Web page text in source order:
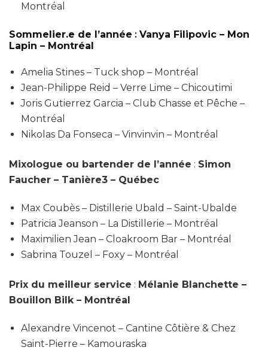
Montréal
Sommelier.e de l’année : Vanya Filipovic – Mon
Lapin – Montréal
Amelia Stines – Tuck shop – Montréal
Jean-Philippe Reid – Verre Lime – Chicoutimi
Joris Gutierrez Garcia – Club Chasse et Pêche –
Montréal
Nikolas Da Fonseca – Vinvinvin – Montréal
Mixologue ou bartender de l’année : Simon
Faucher – Tanière3 – Québec
Max Coubès – Distillerie Ubald – Saint-Ubalde
Patricia Jeanson – La Distillerie – Montréal
Maximilien Jean – Cloakroom Bar – Montréal
Sabrina Touzel – Foxy – Montréal
Prix du meilleur service : Mélanie Blanchette –
Bouillon Bilk – Montréal
Alexandre Vincenot – Cantine Côtière & Chez
Saint-Pierre – Kamouraska